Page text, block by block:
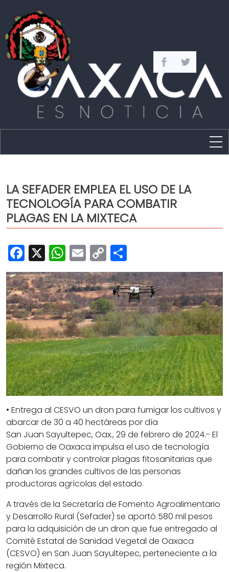
Capital
Policíaca
Cultura
Deportes
Opinión
LA SEFADER EMPLEA EL USO DE LA
TECNOLOGÍA PARA COMBATIR
PLAGAS EN LA MIXTECA
Facebook
X WhatsApp
Email
Copy
Link
• Entrega al CESVO un dron para fumigar los cultivos y
abarcar de 30 a 40 hectáreas por día
San Juan Sayultepec, Oax., 29 de febrero de 2024.- El
Gobierno de Oaxaca impulsa el uso de tecnología
para combatir y controlar plagas fitosanitarias que
dañan los grandes cultivos de las personas
productoras agrícolas del estado.
A través de la Secretaría de Fomento Agroalimentario
y Desarrollo Rural (Sefader) se aportó 580 mil pesos
para la adquisición de un dron que fue entregado al
Comité Estatal de Sanidad Vegetal de Oaxaca
(CESVO) en San Juan Sayultepec, perteneciente a la
región Mixteca.